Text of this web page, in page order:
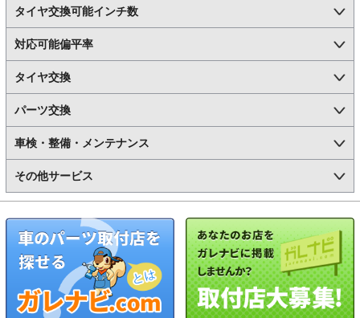
タイヤ交換可能インチ数
対応可能偏平率
タイヤ交換
パーツ交換
車検・整備・メンテナンス
その他サービス